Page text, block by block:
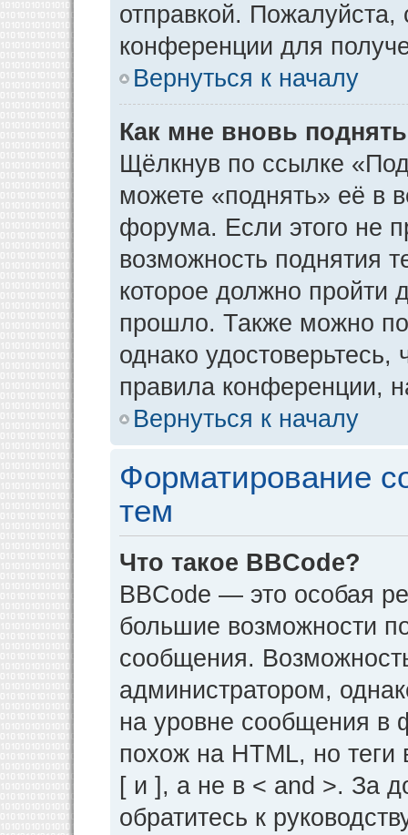
отправкой.
конференции для
Вернуться к началу
Как мне вновь
Щёлкнув по ссылке
можете «поднять» её в
форума. Если этого не
возможность поднятия
которое должно пройти
прошло. Также можно
однако
правила конференции,
Вернуться к началу
Форматирование
тем
Что такое BBCode?
BBCode — это особая
большие возможности
сообщения.
администратором,
на уровне сообщения в
похож на HTML, но теги
[ и ], а не в < and >. За
обратитесь к